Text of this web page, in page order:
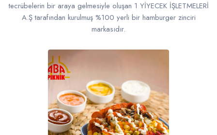
tecrübelerin bir araya gelmesiyle oluşan 1 YİYECEK İŞLETMELERİ
A.Ş tarafından kurulmuş %100 yerli bir hamburger zinciri
markasıdır.